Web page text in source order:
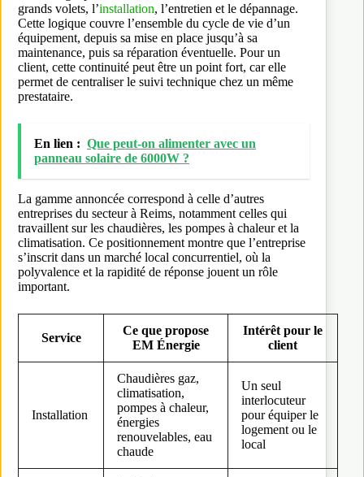
grands volets, l’installation, l’entretien et le dépannage.
Cette logique couvre l’ensemble du cycle de vie d’un
équipement, depuis sa mise en place jusqu’à sa
maintenance, puis sa réparation éventuelle. Pour un
client, cette continuité peut être un point fort, car elle
permet de centraliser le suivi technique chez un même
prestataire.
En lien : Que peut-on alimenter avec un
panneau solaire de 6000W ?
La gamme annoncée correspond à celle d’autres
entreprises du secteur à Reims, notamment celles qui
travaillent sur les chaudières, les pompes à chaleur et la
climatisation. Ce positionnement montre que l’entreprise
s’inscrit dans un marché local concurrentiel, où la
polyvalence et la rapidité de réponse jouent un rôle
important.
Service
Ce que propose
EM Énergie
Intérêt pour le
client
Installation
Chaudières gaz,
climatisation,
pompes à chaleur,
énergies
renouvelables, eau
chaude
Un seul
interlocuteur
pour équiper le
logement ou le
local